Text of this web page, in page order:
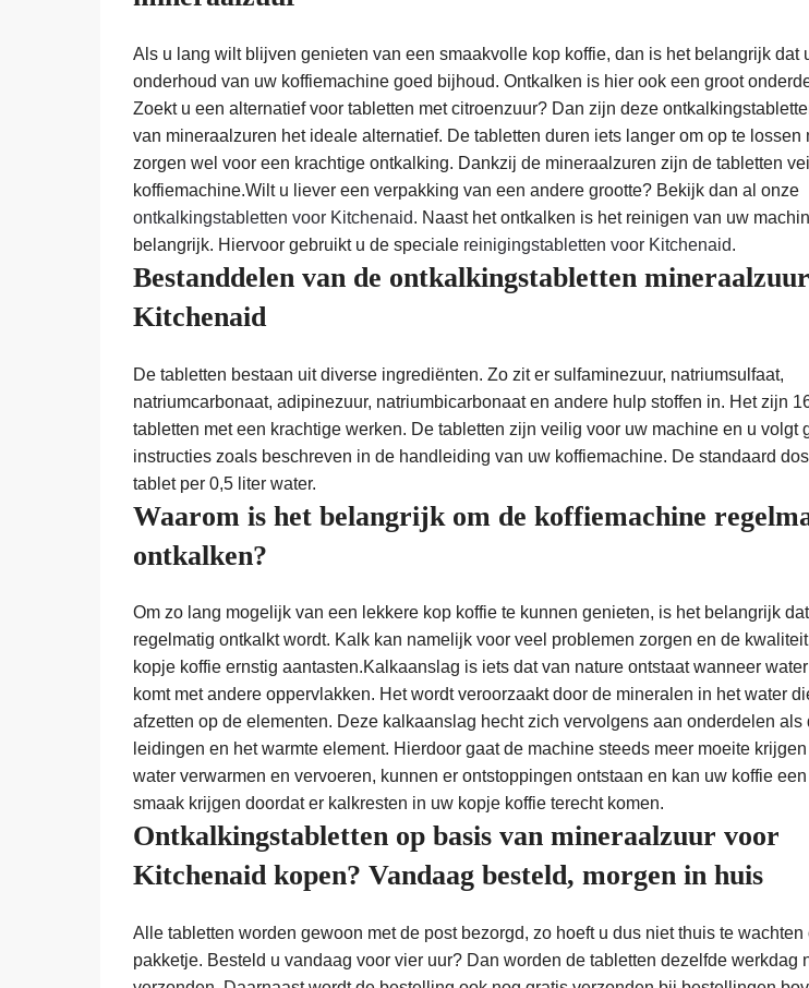
Als u lang wilt blijven genieten van een smaakvolle kop koffie, dan is het belangrijk dat
onderhoud van uw koffiemachine goed bijhoud. Ontkalken is hier ook een groot
Zoekt u een alternatief voor tabletten met citroenzuur? Dan zijn deze
van mineraalzuren het ideale alternatief. De tabletten duren iets langer om op te lossen
zorgen wel voor een krachtige ontkalking. Dankzij de mineraalzuren zijn de tabletten
koffiemachine.Wilt u liever een verpakking van een andere grootte? Bekijk dan al onze
ontkalkingstabletten voor Kitchenaid. Naast het ontkalken is het reinigen van uw
belangrijk. Hiervoor gebruikt u de speciale reinigingstabletten voor Kitchenaid.
Bestanddelen van de ontkalkingstabletten
Kitchenaid
De tabletten bestaan uit diverse ingrediënten. Zo zit er sulfaminezuur, natriumsulfaat,
natriumcarbonaat, adipinezuur, natriumbicarbonaat en andere hulp stoffen in. Het zijn
tabletten met een krachtige werken. De tabletten zijn veilig voor uw machine en u volgt
instructies zoals beschreven in de handleiding van uw koffiemachine. De standaard
tablet per 0,5 liter water.
Waarom is het belangrijk om de koffiemachine
ontkalken?
Om zo lang mogelijk van een lekkere kop koffie te kunnen genieten, is het belangrijk
regelmatig ontkalkt wordt. Kalk kan namelijk voor veel problemen zorgen en de
kopje koffie ernstig aantasten.Kalkaanslag is iets dat van nature ontstaat wanneer
komt met andere oppervlakken. Het wordt veroorzaakt door de mineralen in het water
afzetten op de elementen. Deze kalkaanslag hecht zich vervolgens aan onderdelen als
leidingen en het warmte element. Hierdoor gaat de machine steeds meer moeite
water verwarmen en vervoeren, kunnen er ontstoppingen ontstaan en kan uw koffie
smaak krijgen doordat er kalkresten in uw kopje koffie terecht komen.
Ontkalkingstabletten op basis van mineraalzuur voor
Kitchenaid kopen? Vandaag besteld, morgen in huis
Alle tabletten worden gewoon met de post bezorgd, zo hoeft u dus niet thuis te wachten
pakketje. Besteld u vandaag voor vier uur? Dan worden de tabletten dezelfde werkdag